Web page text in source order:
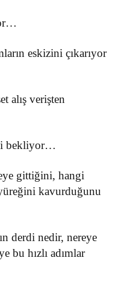
eskizini çıkarıyor
alış verişten
bekliyor…
gittiğini, hangi
kavurduğunu
derdi nedir, nereye
bu hızlı adımlar